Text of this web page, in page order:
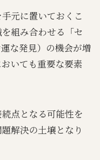
元に置いておくこ
組み合わせる「セ
な発見）の機会が増
いても重要な要素
点となる可能性を
解決の土壌となり